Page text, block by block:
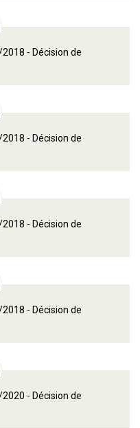
- Décision de
- Décision de
- Décision de
- Décision de
- Décision de